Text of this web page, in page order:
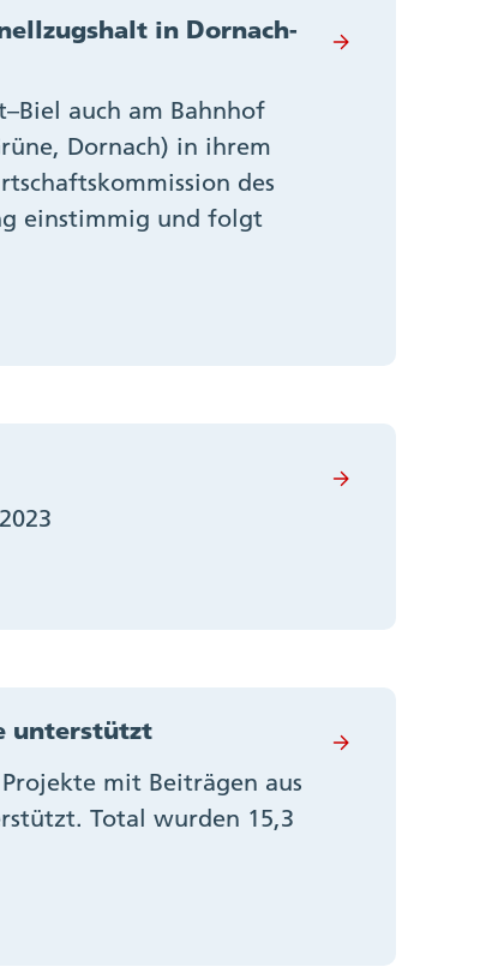
in Dornach-
auch am Bahnhof
Dornach) in ihrem
des
einstimmig und folgt
unterstützt
mit Beiträgen aus
Total wurden 15,3